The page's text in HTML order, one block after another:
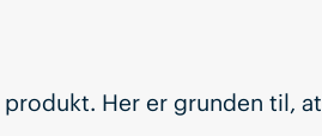
Her er grunden til, at